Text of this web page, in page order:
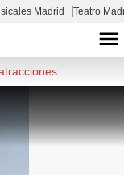
Madrid Teatro